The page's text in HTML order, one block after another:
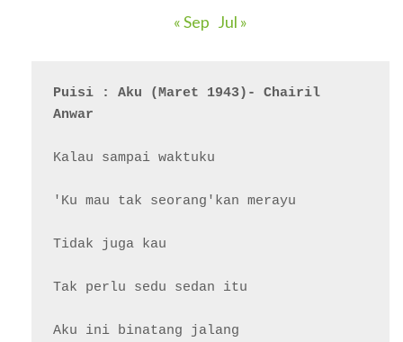
« Sep Jul »
Puisi : Aku (Maret 1943)- Chairil
Anwar
Kalau sampai waktuku
'Ku mau tak seorang'kan merayu
Tidak juga kau
Tak perlu sedu sedan itu
Aku ini binatang jalang